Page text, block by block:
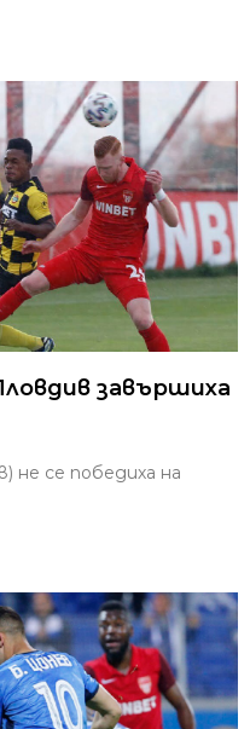
завършиха
не се победиха на